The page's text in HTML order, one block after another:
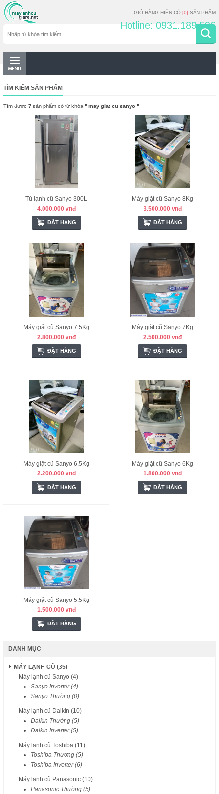
GIỎ HÀNG HIỆN CÓ[0] SẢN PHẨM
Hotline: 0931.189.596
TÌM KIẾM SẢN PHẨM
Tìm được 7sản phẩm có từ khóa " may giat cu sanyo "
Tủ lạnh cũ Sanyo 300L
4.000.000 vnđ
ĐẶT HÀNG
Máy giặt cũ Sanyo 8Kg
3.500.000 vnđ
ĐẶT HÀNG
Máy giặt cũ Sanyo 7.5Kg
2.800.000 vnđ
ĐẶT HÀNG
Máy giặt cũ Sanyo 7Kg
2.500.000 vnđ
ĐẶT HÀNG
Máy giặt cũ Sanyo 6.5Kg
2.200.000 vnđ
ĐẶT HÀNG
Máy giặt cũ Sanyo 6Kg
1.800.000 vnđ
ĐẶT HÀNG
Máy giặt cũ Sanyo 5.5Kg
1.500.000 vnđ
ĐẶT HÀNG
DANH MỤC
MÁY LẠNH CŨ (35)
Máy lạnh cũ Sanyo (4)
Sanyo Inverter (4)
Sanyo Thường (0)
Máy lạnh cũ Daikin (10)
Daikin Thường (5)
Daikin Inverter (5)
Máy lạnh cũ Toshiba (11)
Toshiba Thường (5)
Toshiba Inverter (6)
Máy lạnh cũ Panasonic (10)
Panasonic Thường (5)